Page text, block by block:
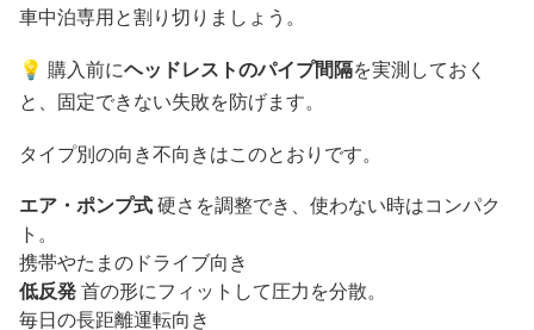
車中泊専用と割り切りましょう。
💡 購入前にヘッドレストのパイプ間隔を実測しておく
と、固定できない失敗を防げます。
タイプ別の向き不向きはこのとおりです。
エア・ポンプ式硬さを調整でき、使わない時はコンパク
ト。
携帯やたまのドライブ向き
低反発首の形にフィットして圧力を分散。
毎日の長距離運転向き